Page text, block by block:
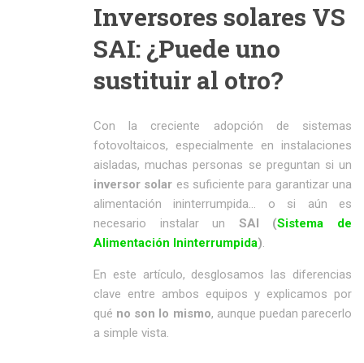
Inversores solares VS
SAI: ¿Puede uno
sustituir al otro?
Con la creciente adopción de sistemas
fotovoltaicos, especialmente en instalaciones
aisladas, muchas personas se preguntan si un
inversor solar es suficiente para garantizar una
alimentación ininterrumpida… o si aún es
necesario instalar un SAI (Sistema de
Alimentación Ininterrumpida).
En este artículo, desglosamos las diferencias
clave entre ambos equipos y explicamos por
qué no son lo mismo, aunque puedan parecerlo
a simple vista.